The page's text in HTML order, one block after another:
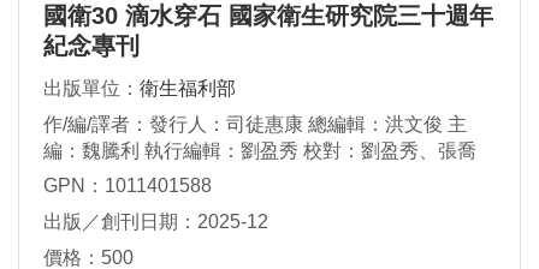
國衛30 滴水穿石 國家衛生研究院三十週年
紀念專刊
出版單位： 衛生福利部
作/編/譯者：發行人：司徒惠康 總編輯：洪文俊 主
編：魏騰利 執行編輯：劉盈秀 校對：劉盈秀、張喬
菀、魏騰利
GPN：1011401588
出版／創刊日期：2025-12
價格：500